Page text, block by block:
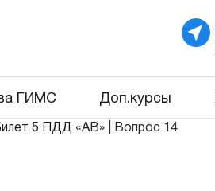
ГИМС Доп.курсы
5 ПДД «АВ» Вопрос 14